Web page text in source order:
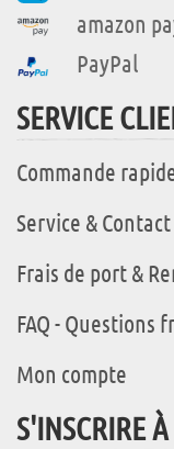
amazon
PayPal
SERVICE
Commande
Service & Contact
Frais de port &
FAQ - Questions
Mon compte
S'INSCRIRE